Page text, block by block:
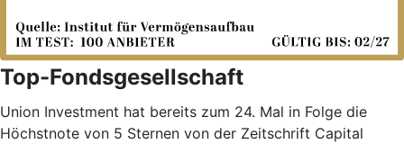
Top-Fondsgesellschaft
Union Investment hat bereits zum 24. Mal in Folge die
Höchstnote von 5 Sternen von der Zeitschrift Capital